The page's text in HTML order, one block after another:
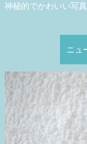
神秘的でかわいい写
ニュ